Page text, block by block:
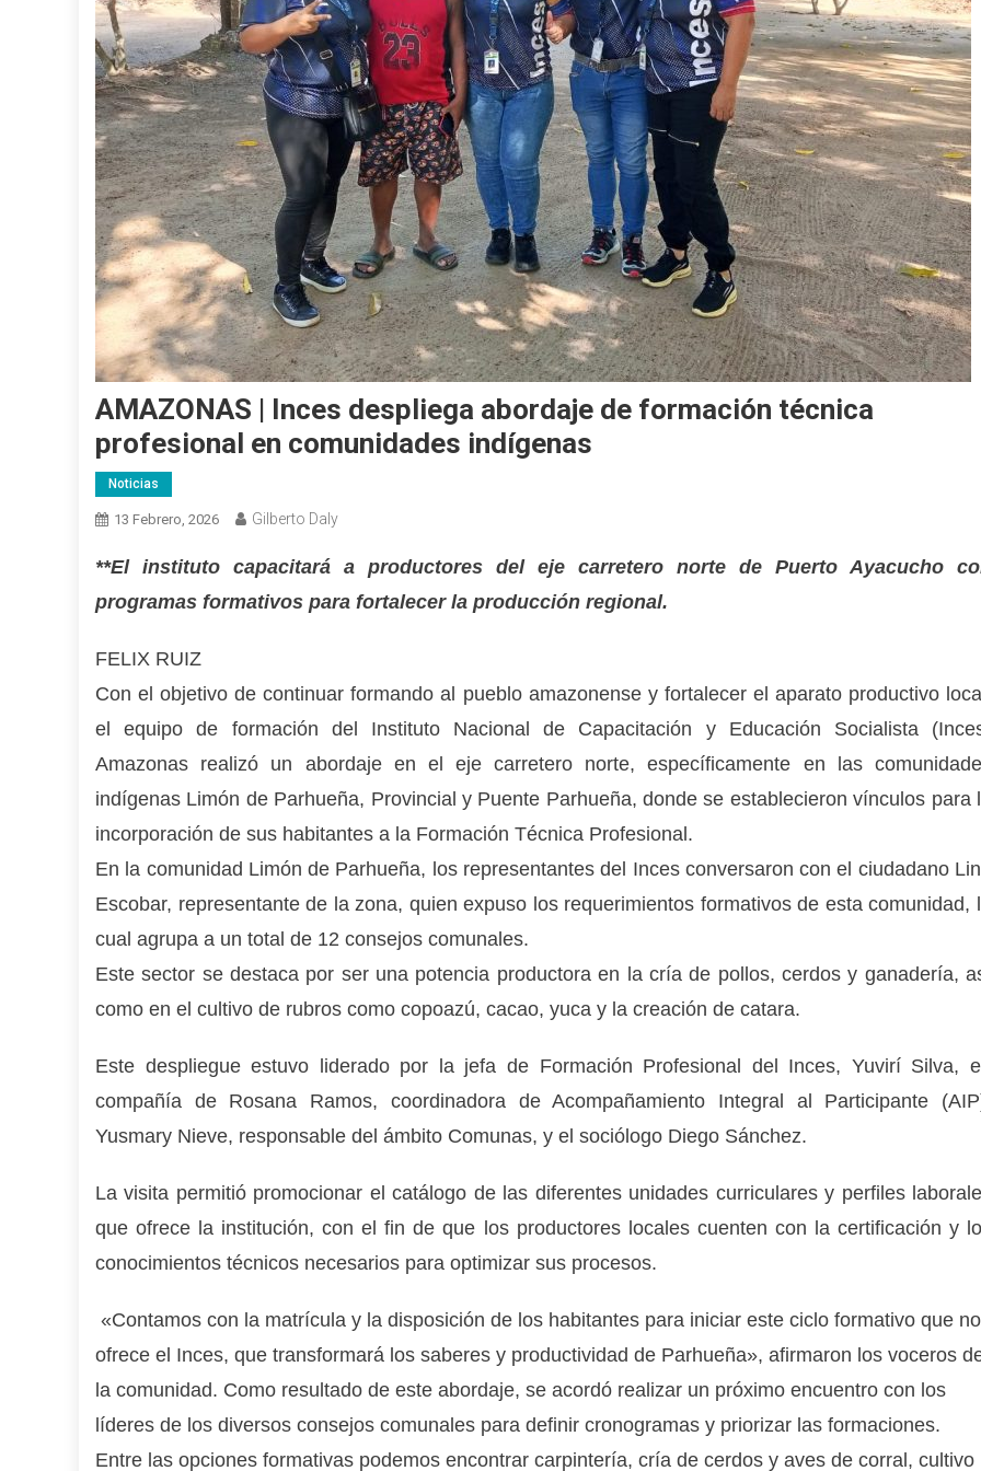
AMAZONAS | Inces despliega abordaje de formación técnica
profesional en comunidades indígenas
Noticias
13 Febrero, 2026 Gilberto Daly
**El instituto capacitará a productores del eje carretero norte de Puerto Ayacucho
programas formativos para fortalecer la producción regional.
FELIX RUIZ
Con el objetivo de continuar formando al pueblo amazonense y fortalecer el aparato productivo
el equipo de formación del Instituto Nacional de Capacitación y Educación Socialista
Amazonas realizó un abordaje en el eje carretero norte, específicamente en las
indígenas Limón de Parhueña, Provincial y Puente Parhueña, donde se establecieron vínculos para
incorporación de sus habitantes a la Formación Técnica Profesional.
En la comunidad Limón de Parhueña, los representantes del Inces conversaron con el ciudadano
Escobar, representante de la zona, quien expuso los requerimientos formativos de esta comunidad,
cual agrupa a un total de 12 consejos comunales.
Este sector se destaca por ser una potencia productora en la cría de pollos, cerdos y ganadería,
como en el cultivo de rubros como copoazú, cacao, yuca y la creación de catara.
Este despliegue estuvo liderado por la jefa de Formación Profesional del Inces, Yuvirí Silva,
compañía de Rosana Ramos, coordinadora de Acompañamiento Integral al Participante
Yusmary Nieve, responsable del ámbito Comunas, y el sociólogo Diego Sánchez.
La visita permitió promocionar el catálogo de las diferentes unidades curriculares y perfiles
que ofrece la institución, con el fin de que los productores locales cuenten con la certificación y
conocimientos técnicos necesarios para optimizar sus procesos.
«Contamos con la matrícula y la disposición de los habitantes para iniciar este ciclo formativo que
ofrece el Inces, que transformará los saberes y productividad de Parhueña», afirmaron los voceros
la comunidad. Como resultado de este abordaje, se acordó realizar un próximo encuentro con los
líderes de los diversos consejos comunales para definir cronogramas y priorizar las formaciones.
Entre las opciones formativas podemos encontrar carpintería, cría de cerdos y aves de corral, cultivo